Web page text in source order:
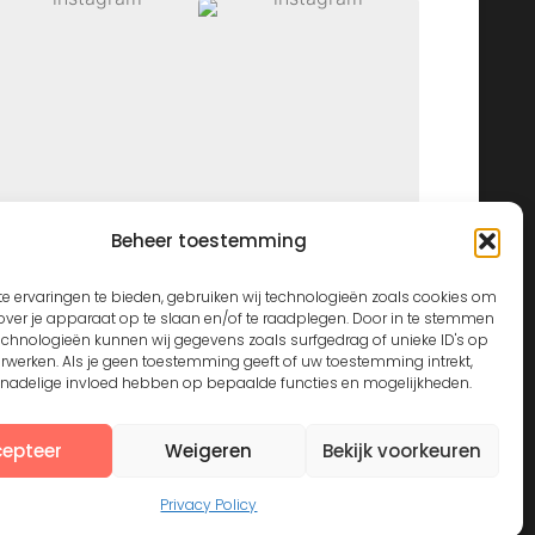
Beheer toestemming
ervaringen te bieden, gebruiken wij technologieën zoals cookies om
je apparaat op te slaan en/of te raadplegen. Door in te stemmen
kunnen wij gegevens zoals surfgedrag of unieke ID's op
Als je geen toestemming geeft of uw toestemming intrekt,
invloed hebben op bepaalde functies en mogelijkheden.
Weigeren Bekijk voorkeuren
Privacy Policy